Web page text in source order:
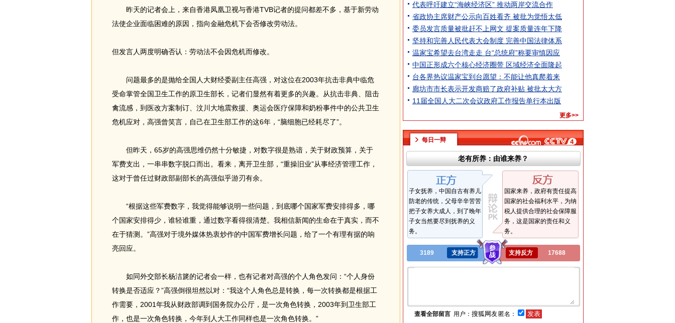
昨天的记者会上，来自香港凤凰卫视与香港TVB记者的提问都差不多，基于新劳动
法使企业面临困难的原因，指向金融危机下会否修改劳动法。
但发言人两度明确否认：劳动法不会因危机而修改。
问题最多的是抛给全国人大财经委副主任高强，对这位在2003年抗击非典中临危
受命掌管全国卫生工作的原卫生部长，记者们显然有着更多的兴趣。从抗击非典、阻击
禽流感，到医改方案制订、汶川大地震救援、奥运会医疗保障和奶粉事件中的公共卫生
危机应对，高强曾笑言，自己在卫生部工作的这6年，“脑细胞已经耗尽了”。
但昨天，65岁的高强思维仍然十分敏捷，对数字很是熟谙，关于财政预算，关于
军费支出，一串串数字脱口而出。看来，离开卫生部，“重操旧业”从事经济管理工作，
这对于曾任过财政部副部长的高强似乎游刃有余。
“根据这些军费数字，我觉得能够说明一些问题，到底哪个国家军费安排得多，哪
个国家安排得少，谁轻谁重，通过数字看得很清楚。我相信新闻的生命在于真实，而不
在于猜测。”高强对于境外媒体热衷炒作的中国军费增长问题，给了一个有理有据的响
亮回应。
如同外交部长杨洁篪的记者会一样，也有记者对高强的个人角色发问：“个人身份
转换是否适应？”高强倒很坦然以对：“我这个人角色总是转换，每一次转换都是根据工
作需要，2001年我从财政部调到国务院办公厅，是一次角色转换，2003年到卫生部工
作，也是一次角色转换，今年到人大工作同样也是一次角色转换。”
代表呼吁建立“海峡经济区” 推动两岸交流合作
省政协主席财产公示向百姓看齐 被批为觉悟太低
委员发言质量被批赶不上网文 提案质量连年下降
坚持和完善人民代表大会制度 完善中国法律体系
温家宝希望去台湾走走 台“总统府”称要审慎因应
中国正形成六个核心经济圈带 区域经济全面隆起
台各界热议温家宝到台愿望：不能让他真爬着来
廊坊市市长表示开发商赔了政府补贴 被批太大方
11届全国人大二次会议政府工作报告单行本出版
更多>>
每日一辩
老有所养：由谁来养？
子女抚养，中国自古有养儿
防老的传统，父母辛辛苦苦
把子女养大成人，到了晚年
子女当然要尽到抚养的义
务。
国家来养，政府有责任提高
国家的社会福利水平，为纳
税人提供合理的社会保障服
务，这是国家的责任和义
务。
3189 支持正方 支持反方 17688
查看全部留言用户： 匿名：